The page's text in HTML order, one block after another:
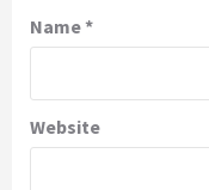
Name*
Website